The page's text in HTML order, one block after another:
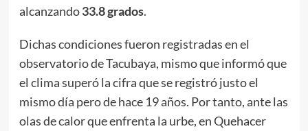
alcanzando33.8 grados.
Dichas condiciones fueron registradas en el
observatorio de Tacubaya, mismo que informó que
el clima superó la cifra que se registró justo el
mismo día pero de hace 19 años. Por tanto, ante las
olas de calor que enfrenta la urbe, en Quehacer